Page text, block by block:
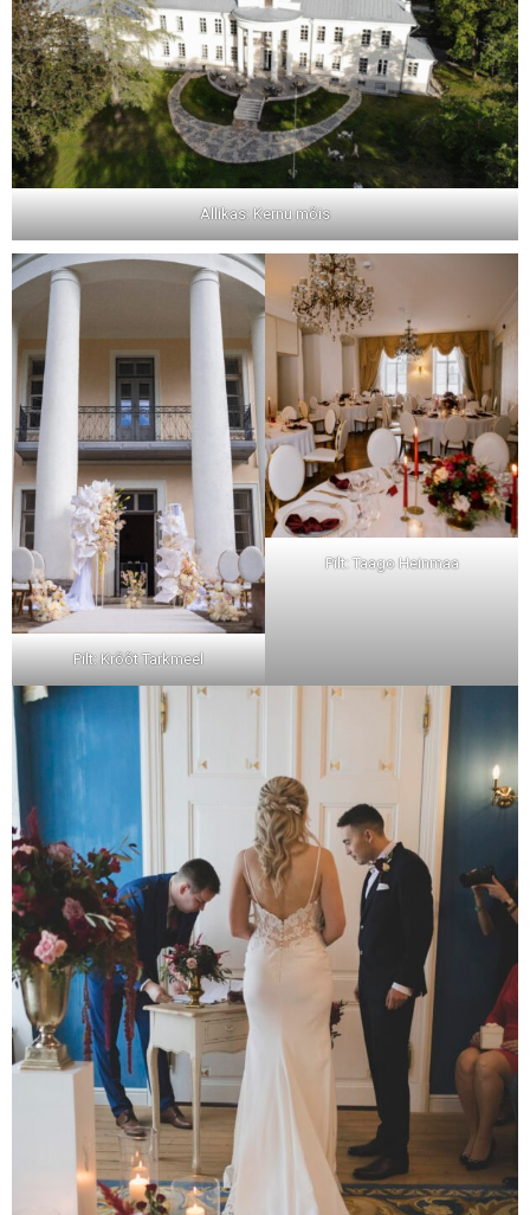
Allikas: Kernu mõis
Pilt: Krõõt Tarkmeel
Pilt: Taago Heinmaa